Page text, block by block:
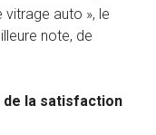
auto », le
note, de
de la satisfaction